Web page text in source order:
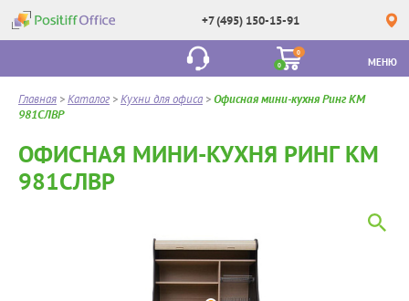
+7 (495) 150-15-91
0
0
МЕНЮ
Главная >Каталог >Кухни для офиса >Офисная мини-кухня Ринг КМ
981СЛВР
ОФИСНАЯ МИНИ-КУХНЯ РИНГ КМ
981СЛВР